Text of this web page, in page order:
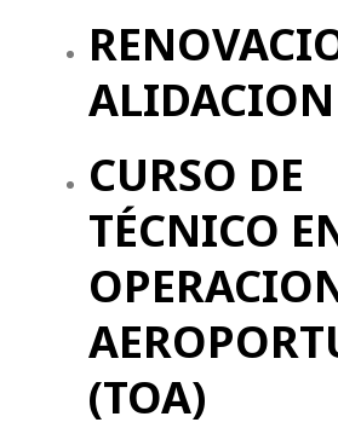
ALIDACION
CURSO DE
TÉCNICO
(TOA)